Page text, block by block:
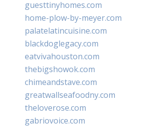
guesttinyhomes.com
home-plow-by-meyer.com
palatelatincuisine.com
blackdoglegacy.com
eatvivahouston.com
thebigshowok.com
chimeandstave.com
greatwallseafoodny.com
theloverose.com
gabriovoice.com